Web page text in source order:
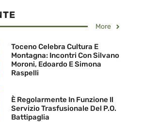
More
Toceno Celebra Cultura E
Montagna: Incontri Con Silvano
Moroni, Edoardo E Simona
Raspelli
È Regolarmente In Funzione Il
Servizio Trasfusionale Del P.O.
Battipaglia